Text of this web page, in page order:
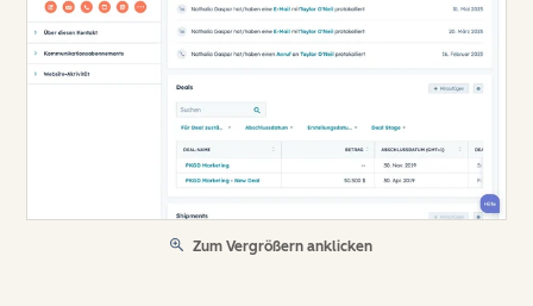
Zum Vergrößern anklicken